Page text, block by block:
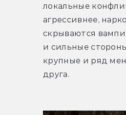
локальные
агрессивнее,
скрываются
и сильные
крупные и ряд
друга.